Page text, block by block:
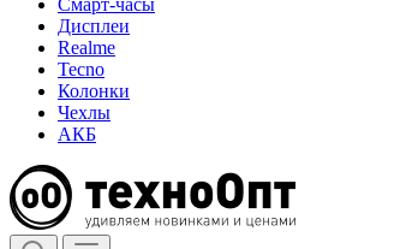
Смарт-часы
Дисплеи
Realme
Tecno
Колонки
Чехлы
АКБ